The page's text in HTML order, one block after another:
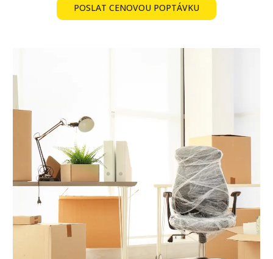
POSLAT CENOVOU POPTÁVKU